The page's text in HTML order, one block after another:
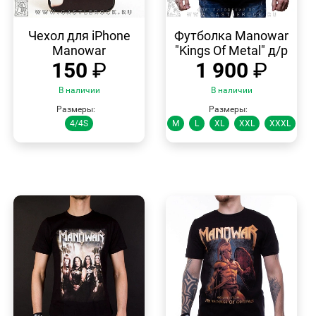
ПРОСМОТР
Чехол для iPhone
Manowar
150 ₽
В наличии
Размеры:
4/4S
ПРОСМОТР
Футболка Manowar
"Kings Of Metal" д/р
1 900 ₽
В наличии
Размеры:
M
L XL XXL XXXL